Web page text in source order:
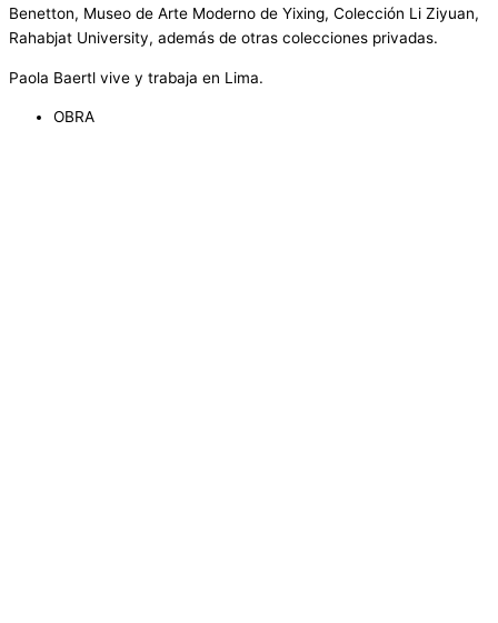
Benetton, Museo de Arte Moderno de Yixing, Colección Li Ziyuan,
Rahabjat University, además de otras colecciones privadas.
Paola Baertl vive y trabaja en Lima.
OBRA